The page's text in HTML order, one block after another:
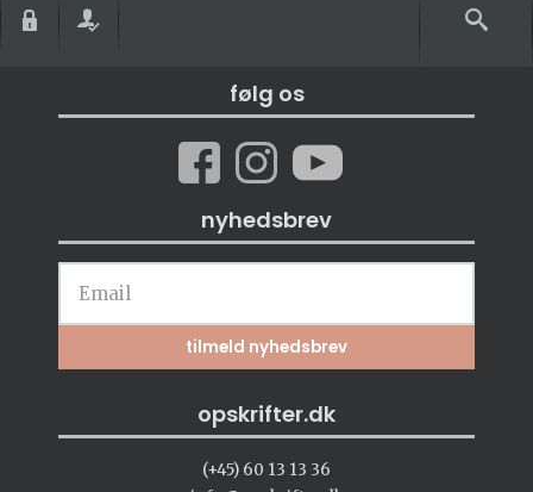
følg os
nyhedsbrev
opskrifter.dk
(+45) 60 13 13 36